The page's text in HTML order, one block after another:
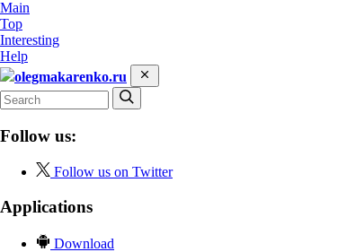
Main
Top
Interesting
Help
olegmakarenko.ru
Follow us:
Follow us on Twitter
Applications
Download